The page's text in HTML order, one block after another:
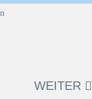
WEITER